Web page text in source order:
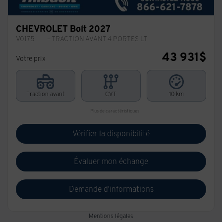
CHEVROLET Bolt 2027
V0175 – TRACTION AVANT 4 PORTES LT
Votre prix 43 931$
Traction avant CVT 10 km
Plus de caractéristiques
Vérifier la disponibilité
Évaluer mon échange
Demande d'informations
Mentions légales